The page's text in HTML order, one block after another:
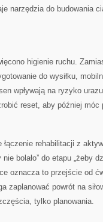
narzędzia do budowania
higienie ruchu.
do wysiłku,
wpływają na ryzyko
reset, aby później
rehabilitacji z
bolało” do etapu „żeby
oznacza to przejście od
zaplanować powrót na
tylko planowania.